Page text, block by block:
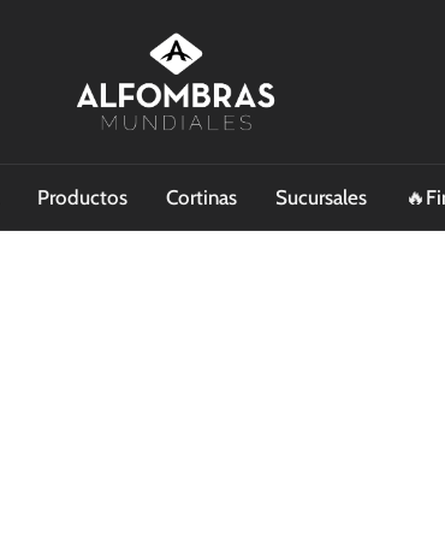
Productos Cortinas Sucursales